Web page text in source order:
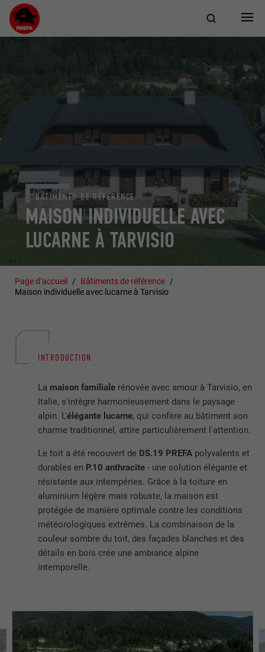
MAISON INDIVIDUELLE AVEC
LUCARNE À TARVISIO
BÂTIMENTS DE RÉFÉRENCE
Page d’accueil
Bâtiments de référence
Maison individuelle avec lucarne à Tarvisio
INTRODUCTION
La maison familiale rénovée avec amour à Tarvisio, en
Italie, s'intègre harmonieusement dans le paysage
alpin. L'élégante lucarne, qui confère au bâtiment son
charme traditionnel, attire particulièrement l'attention.
Le toit a été recouvert de DS.19 PREFA polyvalents et
durables en P.10 anthracite- une solution élégante et
résistante aux intempéries. Grâce à la toiture en
aluminium légère mais robuste, la maison est
protégée de manière optimale contre les conditions
météorologiques extrêmes. La combinaison de la
couleur sombre du toit, des façades blanches et des
détails en bois crée une ambiance alpine
intemporelle.